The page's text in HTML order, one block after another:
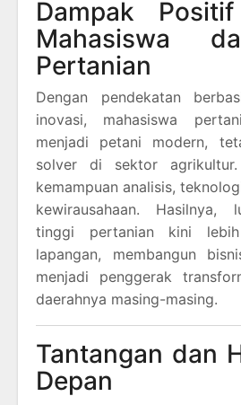
Dampak
Mahasiswa
Pertanian
Dengan pendekatan
inovasi, mahasiswa
menjadi petani modern,
solver di sektor
kemampuan analisis,
kewirausahaan. Hasilnya,
tinggi pertanian kini
lapangan, membangun
menjadi penggerak
daerahnya masing-masing.
Tantangan dan
Depan